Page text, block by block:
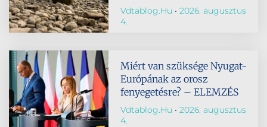
Vdtablog.hu
2026. augusztus
4.
Miért van szüksége Nyugat-
Európának az orosz
fenyegetésre? – ELEMZÉS
Vdtablog.hu
2026. augusztus
4.